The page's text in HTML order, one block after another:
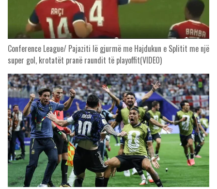
Conference League/ Pajaziti lë gjurmë me Hajdukun e Splitit me një
super gol, krotatët pranë raundit të playoffit(VIDEO)